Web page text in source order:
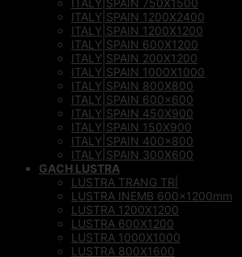
ITALY|SPAIN 750X1500
ITALY|SPAIN 1200X2400
ITALY|SPAIN 1200X1200
ITALY|SPAIN 600X1200
ITALY|SPAIN 200X1200
ITALY|SPAIN 1000X1000
ITALY|SPAIN 800X800
ITALY|SPAIN 600×600
ITALY|SPAIN 450X900
ITALY|SPAIN 150X900
ITALY|SPAIN 400×800
ITALY|SPAIN 300X600
GẠCH LUSTRA
LUSTRA TRANG TRÍ
LUSTRA INEMB 600x1200mm
LUSTRA 1200X1200
LUSTRA 600X1200
LUSTRA 1000X1000
LUSTRA 800X1600